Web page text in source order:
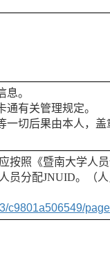
。
有关管理规定。
一切后果由本人，盖
按照《暨南大学人
员分配JNUID。（
c9801a506549/